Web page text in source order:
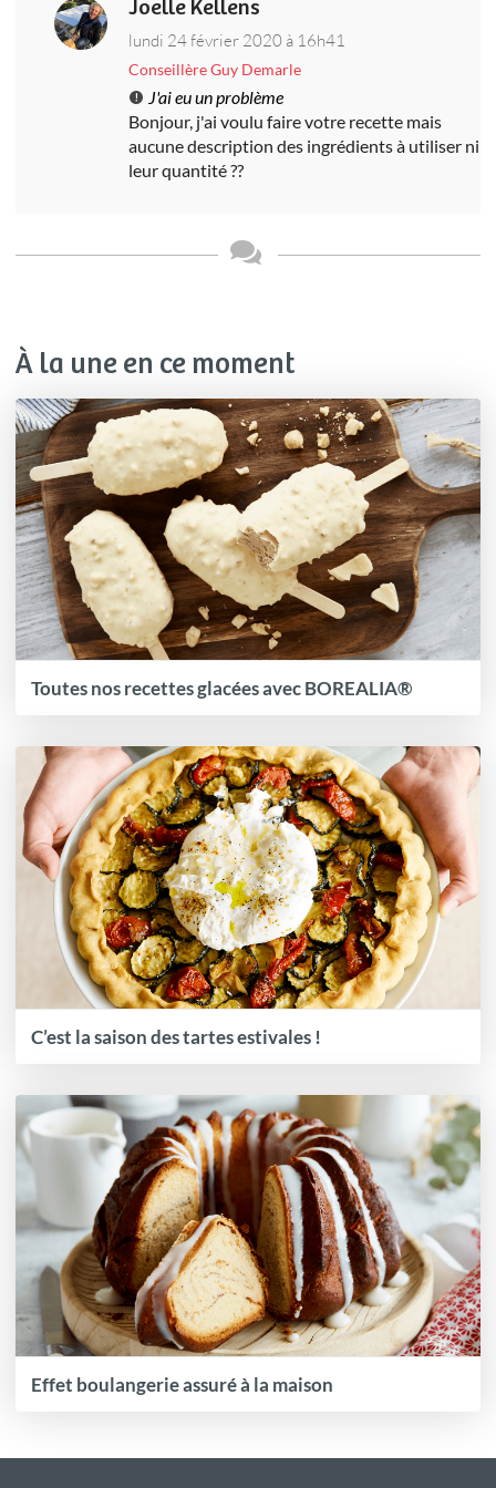
Joelle Kellens
lundi 24 février 2020 à 16h41
Conseillère Guy Demarle
J'ai eu un problème
Bonjour, j'ai voulu faire votre recette mais
aucune description des ingrédients à utiliser ni
leur quantité ??
À la une en ce moment
Toutes nos recettes glacées avec BOREALIA®
C’est la saison des tartes estivales !
Effet boulangerie assuré à la maison